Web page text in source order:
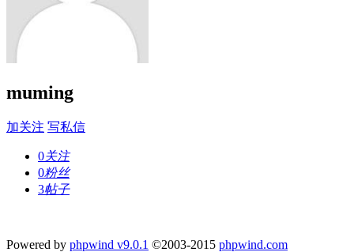
muming
加关注 写私信
0关注
0粉丝
3帖子
Powered by phpwind v9.0.1 ©2003-2015 phpwind.com